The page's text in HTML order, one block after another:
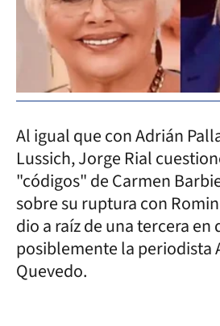
Al igual que con Adrián
Lussich, Jorge Rial
"códigos" de Carmen
sobre su ruptura con
dio a raíz de una tercera en
posiblemente la periodista
Quevedo.